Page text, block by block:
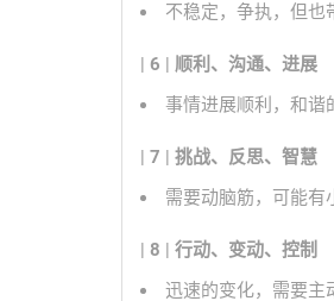
不稳定，争执，但也
| 6 | 顺利、沟通、进展
事情进展顺利，和谐
| 7 | 挑战、反思、智慧
需要动脑筋，可能有
| 8 | 行动、变动、控制
迅速的变化，需要主